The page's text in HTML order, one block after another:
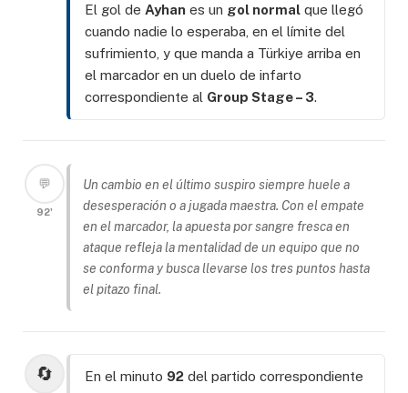
El gol de Ayhan es un gol normal que llegó
cuando nadie lo esperaba, en el límite del
sufrimiento, y que manda a Türkiye arriba en
el marcador en un duelo de infarto
correspondiente al Group Stage – 3.
💬
92'
Un cambio en el último suspiro siempre huele a
desesperación o a jugada maestra. Con el empate
en el marcador, la apuesta por sangre fresca en
ataque refleja la mentalidad de un equipo que no
se conforma y busca llevarse los tres puntos hasta
el pitazo final.
🔄 En el minuto 92 del partido correspondiente